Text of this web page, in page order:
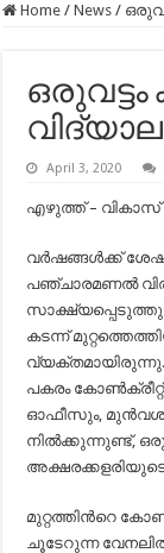
Home / News /
April 3, 2020
എഴുത്ത് – വികാസ്
വര്‍ഷങ്ങള്‍ക്ക്
പഞ്ചാരമണല്‍
കടന്ന്
പകരം കോണ്‍ക്രീറ്റ്
ഓഫീസും,
നില്‍ക്കുന്നുണ്ട്,
മുറ്റത്തിന്‍റെ
ചൂടേറുന്ന